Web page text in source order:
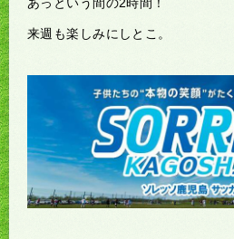
来週も楽しみにしとこ。